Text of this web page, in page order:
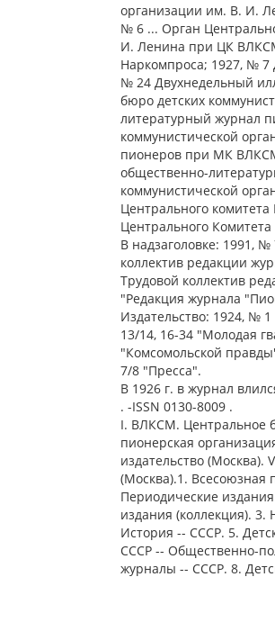
организации им. В. И.
№ 6 ... Орган
И. Ленина при ЦК
Наркомпроса; 1927, № 7
№ 24 Двухнедельный
бюро детских
литературный журнал
коммунистической
пионеров при МК
общественно-
коммунистической
Центрального
Центрального
В надзаголовке: 1991,
коллектив редакции
Трудовой коллектив
"Редакция журнала
Издательство: 1924, №
13/14, 16-34 "Молодая
"Комсомольской
7/8 "Пресса".
В 1926 г. в журнал
. -ISSN 0130-8009 .
I. ВЛКСМ. Центральное
пионерская
издательство
(Москва).1. Всесоюзная
Периодические
издания (коллекция). 3.
История -- СССР. 5.
СССР -- Общественно-
журналы -- СССР. 8.